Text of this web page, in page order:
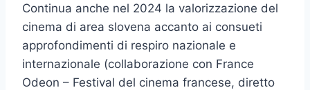
Continua anche nel 2024 la valorizzazione del
cinema di area slovena accanto ai consueti
approfondimenti di respiro nazionale e
internazionale (collaborazione con France
Odeon – Festival del cinema francese, diretto